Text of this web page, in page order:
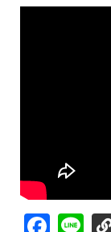
Facebook
Line